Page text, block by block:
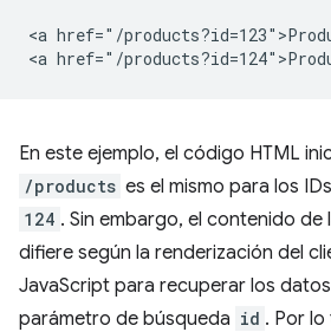
<a href="/
En este ejemplo, el código HTML
/products es el mismo para los
124 . Sin embargo, el contenido de
difiere según la renderización del
JavaScript para recuperar los
parámetro de búsqueda id . Por